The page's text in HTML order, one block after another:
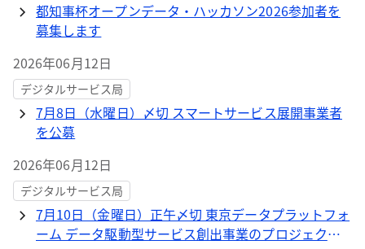
都知事杯オープンデータ・ハッカソン2026参加者を
募集します
2026年06月12日
デジタルサービス局
7月8日（水曜日）〆切 スマートサービス展開事業者
を公募
2026年06月12日
デジタルサービス局
7月10日（金曜日）正午〆切 東京データプラットフォ
ーム データ駆動型サービス創出事業のプロジェクト